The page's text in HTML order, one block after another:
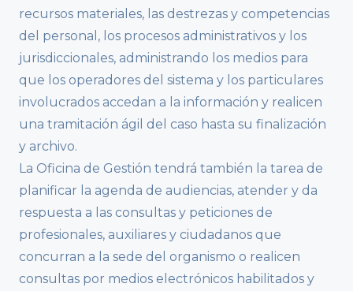
recursos materiales, las destrezas y competencias
del personal, los procesos administrativos y los
jurisdiccionales, administrando los medios para
que los operadores del sistema y los particulares
involucrados accedan a la información y realicen
una tramitación ágil del caso hasta su finalización
y archivo.
La Oficina de Gestión tendrá también la tarea de
planificar la agenda de audiencias, atender y da
respuesta a las consultas y peticiones de
profesionales, auxiliares y ciudadanos que
concurran a la sede del organismo o realicen
consultas por medios electrónicos habilitados y